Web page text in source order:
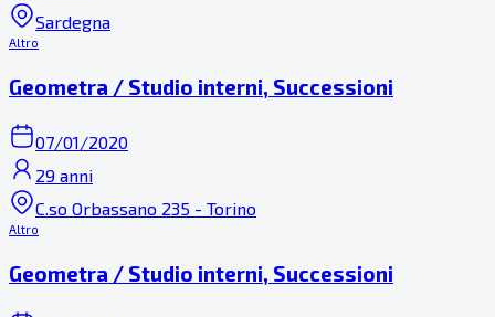
Sardegna
Altro
Geometra / Studio interni, Successioni
07/01/2020
29 anni
C.so Orbassano 235 - Torino
Altro
Geometra / Studio interni, Successioni